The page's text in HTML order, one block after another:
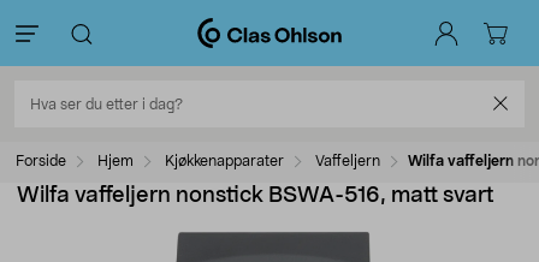
Forside Hjem Kjøkkenapparater Vaffeljern Wilfa vaffeljern
Wilfa vaffeljern nonstick BSWA-516, matt svart